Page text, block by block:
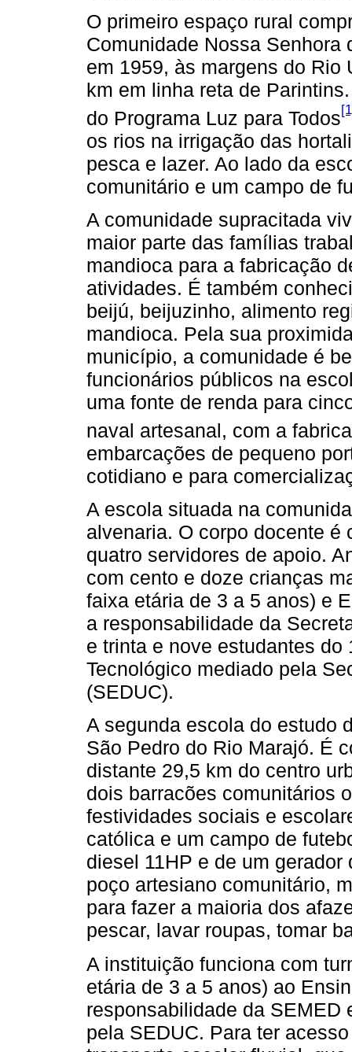
O primeiro espaço rural
Comunidade Nossa Senhora
em 1959, às margens do Rio
km em linha reta de
do Programa Luz para Todos
os rios na irrigação das
pesca e lazer. Ao lado da
comunitário e um campo de
A comunidade supracitada
maior parte das famílias
mandioca para a fabricação
atividades. É também
beijú, beijuzinho, alimento
mandioca. Pela sua
município, a comunidade é
funcionários públicos na
uma fonte de renda para
naval artesanal, com a
embarcações de pequeno
cotidiano e para
A escola situada na
alvenaria. O corpo docente é
quatro servidores de apoio.
com cento e doze crianças
faixa etária de 3 a 5 anos) e
a responsabilidade da
e trinta e nove estudantes do
Tecnológico mediado pela
(SEDUC).
A segunda escola do estudo
São Pedro do Rio Marajó. É
distante 29,5 km do centro
dois barracões comunitários
festividades sociais e
católica e um campo de
diesel 11HP e de um
poço artesiano comunitário,
para fazer a maioria dos
pescar, lavar roupas, tomar
A instituição funciona com
etária de 3 a 5 anos) ao
responsabilidade da SEMED
pela SEDUC. Para ter